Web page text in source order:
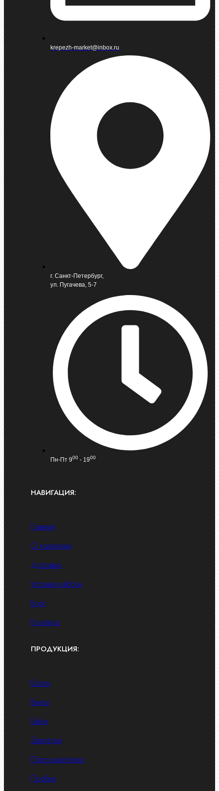
krepezh-market@inbox.ru
г. Санкт-Петербург,
ул. Пугачева, 5-7
Пн-Пт 900 - 1900
НАВИГАЦИЯ:
Главная
О компании
Доставка
Условия работы
Блог
Контакты
ПРОДУКЦИЯ:
Болты
Винты
Гайки
Заклепки
Пресс-масленки
Пробки